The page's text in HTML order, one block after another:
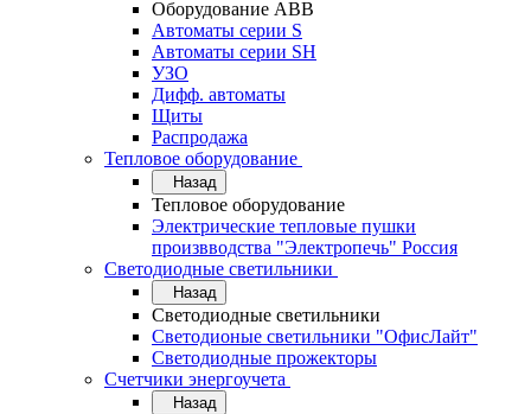
Оборудование АВВ
Автоматы серии S
Автоматы серии SH
УЗО
Дифф. автоматы
Щиты
Распродажа
Тепловое оборудование
Назад
Тепловое оборудование
Электрические тепловые пушки
произвводства "Электропечь" Россия
Светодиодные светильники
Назад
Светодиодные светильники
Светодионые светильники "ОфисЛайт"
Светодиодные прожекторы
Счетчики энергоучета
Назад